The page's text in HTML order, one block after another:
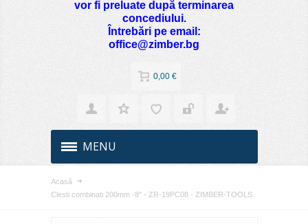
vor fi preluate după terminarea
concediului.
Întrebări pe email:
office@zimber.bg
0,00 €
MENU
Acasă
Clesti combinati 200mm -8" - ZR-19PC08 - ZIMBER-TOOLS.